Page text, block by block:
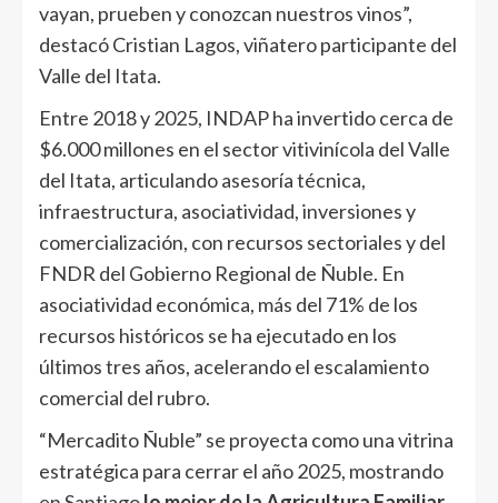
vayan, prueben y conozcan nuestros vinos”,
destacó Cristian Lagos, viñatero participante del
Valle del Itata.
Entre 2018 y 2025, INDAP ha invertido cerca de
$6.000 millones en el sector vitivinícola del Valle
del Itata, articulando asesoría técnica,
infraestructura, asociatividad, inversiones y
comercialización, con recursos sectoriales y del
FNDR del Gobierno Regional de Ñuble. En
asociatividad económica, más del 71% de los
recursos históricos se ha ejecutado en los
últimos tres años, acelerando el escalamiento
comercial del rubro.
“Mercadito Ñuble” se proyecta como una vitrina
estratégica para cerrar el año 2025, mostrando